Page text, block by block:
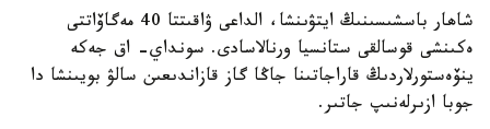
شاھار باسشىسىنىڭ ايتۋىنشا، الداعى ۋاقىتتا 40 مەگاۆاتتى
ەكىنشى قوسالقى ستانسيا ورنالاسادى. سونداي- اق جەكە
ينۆەستورلاردىڭ قاراجاتىنا جاڭا گاز قازاندىعىن سالۋ بويىنشا دا
جوبا ازىرلەنىپ جاتىر.